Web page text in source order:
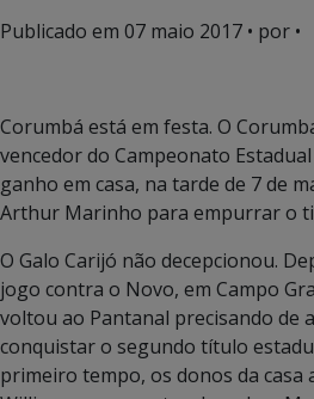
Publicado em 07 maio 2017 • por •
Corumbá está em festa. O
vencedor do Campeonato
ganho em casa, na tarde de 7 de
Arthur Marinho para empurrar o
O Galo Carijó não decepcionou.
jogo contra o Novo, em Campo
voltou ao Pantanal precisando de
conquistar o segundo título
primeiro tempo, os donos da casa